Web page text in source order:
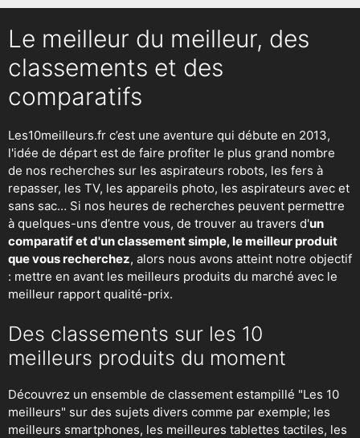
Le meilleur du meilleur, des
classements et des
comparatifs
Les10meilleurs.fr c’est une aventure qui débute en 2013,
l'idée de départ est de faire profiter le plus grand nombre
de nos recherches sur les aspirateurs robots, les fers à
repasser, les TV, les appareils photo, les aspirateurs avec et
sans sac… Si nos heures de recherches peuvent permettre
à quelques-uns d’entre vous, de trouver au travers d'un
comparatif et d'un classement simple, le meilleur produit
que vous recherchez, alors nous avons atteint notre objectif
: mettre en avant les meilleurs produits du marché avec le
meilleur rapport qualité-prix.
Des classements sur les 10
meilleurs produits du moment
Découvrez un ensemble de classement estampillé "Les 10
meilleurs" sur des sujets divers comme par exemple; les
meilleurs smartphones, les meilleures tablettes tactiles, les